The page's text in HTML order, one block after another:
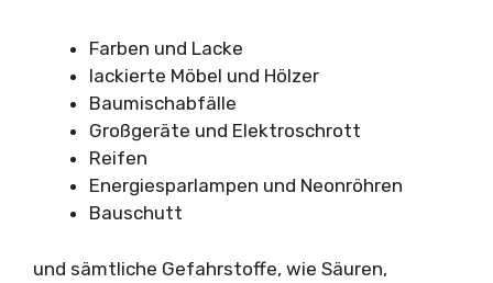
Farben und Lacke
lackierte Möbel und Hölzer
Baumischabfälle
Großgeräte und Elektroschrott
Reifen
Energiesparlampen und Neonröhren
Bauschutt
und sämtliche Gefahrstoffe, wie Säuren,